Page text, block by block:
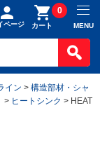
ページ カート
0
MENU
イン > 構造部材・シャ
> ヒートシンク > HEAT